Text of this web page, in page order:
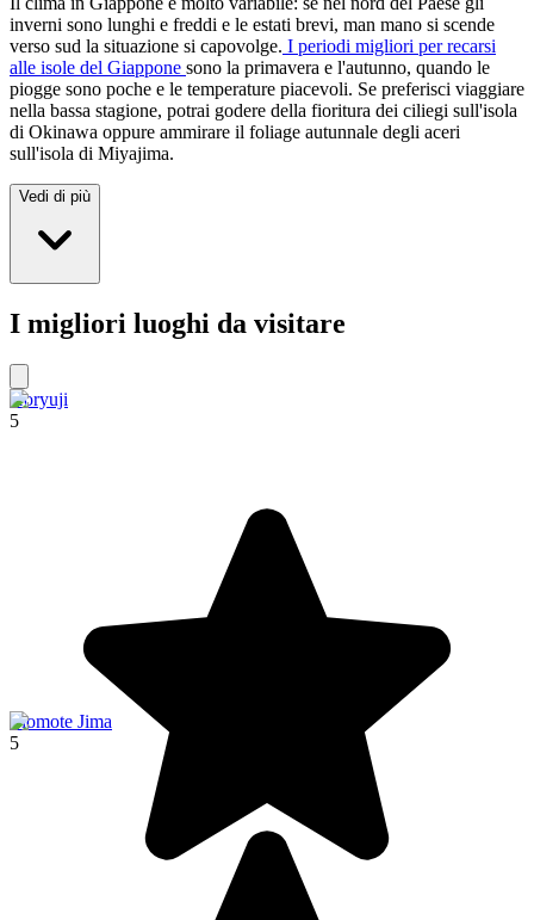
inverni sono lunghi e freddi e le estati brevi, man mano si scende
verso sud la situazione si capovolge. I periodi migliori per recarsi
alle isole del Giappone sono la primavera e l'autunno, quando le
piogge sono poche e le temperature piacevoli. Se preferisci viaggiare
nella bassa stagione, potrai godere della fioritura dei ciliegi sull'isola
di Okinawa oppure ammirare il foliage autunnale degli aceri
sull'isola di Miyajima.
Vedi di più
I migliori luoghi da visitare
Horyuji
5
Iriomote Jima
5